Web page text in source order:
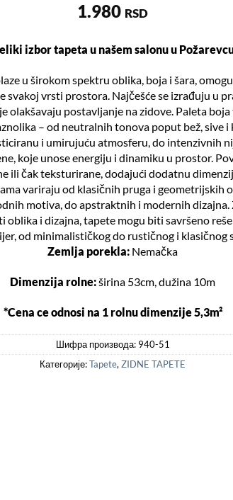
1.980 RSD
izbor tapeta u našem salonu u
u širokom spektru oblika, boja i šara,
svakoj vrsti prostora. Najčešće se izrađuju u
olakšavaju postavljanje na zidove. Paleta
– od neutralnih tonova poput bež, sive i
i umirujuću atmosferu, do intenzivnih
koje unose energiju i dinamiku u prostor.
ili čak teksturirane, dodajući dodatnu
variraju od klasičnih pruga i geometrijskih
motiva, do apstraktnih i modernih dizajna.
oblika i dizajna, tapete mogu biti savršeno
od minimalističkog do rustičnog i klasičnog
Zemlja porekla: Nemačka
Dimenzija rolne:širina 53cm, dužina 10m
*Cena ce odnosi na 1 rolnu dimenzije 5,3m²
Шифра производа: 940-51
Категорије:Tapete,ZIDNE TAPETE